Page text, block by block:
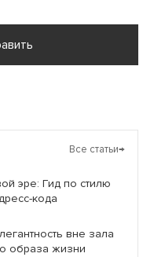
Все статьи→
эре: Гид по стилю
кода
вне зала
образа жизни